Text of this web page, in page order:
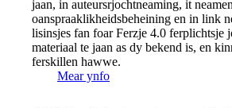
jaan, in auteursrjochtneaming, it
oanspraaklikheidsbeheining en in link
lisinsjes fan foar Ferzje 4.0 ferplichtsje
materiaal te jaan as dy bekend is, en
ferskillen hawwe.
Mear ynfo